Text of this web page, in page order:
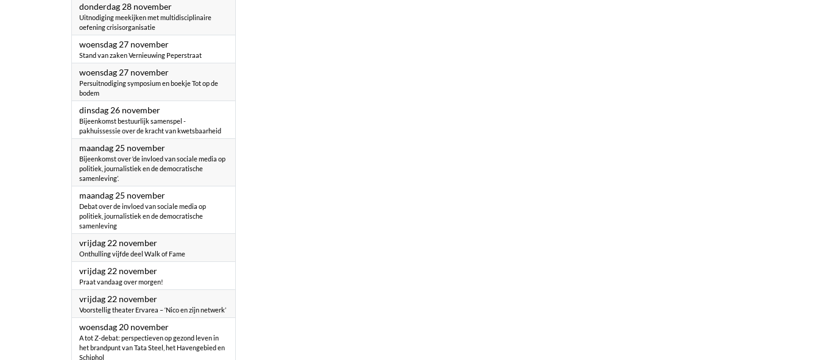
donderdag 28 november2024
Uitnodiging meekijken met multidisciplinaire
oefening crisisorganisatie
woensdag 27 november2024
Stand van zaken Vernieuwing Peperstraat
woensdag 27 november2024
Persuitnodiging symposium en boekje Tot op de
bodem
dinsdag 26 november2024
Bijeenkomst bestuurlijk samenspel -
pakhuissessie over de kracht van kwetsbaarheid
maandag 25 november2024
Bijeenkomst over ‘de invloed van sociale media op
politiek, journalistiek en de democratische
samenleving’.
maandag 25 november2024
Debat over de invloed van sociale media op
politiek, journalistiek en de democratische
samenleving
vrijdag 22 november2024
Onthulling vijfde deel Walk of Fame
vrijdag 22 november2024
Praat vandaag over morgen!
vrijdag 22 november2024
Voorstellig theater Ervarea – ‘Nico en zijn netwerk’
woensdag 20 november2024
A tot Z-debat: perspectieven op gezond leven in
het brandpunt van Tata Steel, het Havengebied en
Schiphol